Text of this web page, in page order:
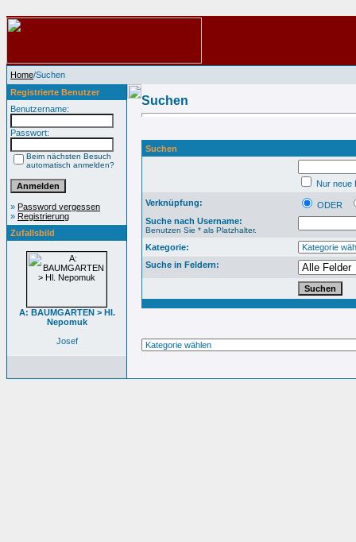
Home/Suchen
Registrierte Benutzer
Benutzername:
Passwort:
Beim nächsten Besuch
automatisch anmelden?
» Password vergessen
» Registrierung
Zufallsbild
A: BAUMGARTEN > Hl.
Nepomuk
Josef
Suchen
Suchen
Nur neue
Verknüpfung:
ODER
Suche nach Username:
Benutzen Sie * als Platzhalter.
Kategorie:
Suche in Feldern: